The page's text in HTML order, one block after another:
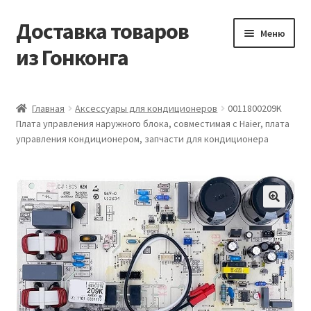
Перейти
к
навигации
Перейти
к
содержимому
Доставка товаров
из Гонконга
Меню
Контакты
Мой аккаунт
Новости
Оптовый склад
Главная Аксессуары для кондиционеров
0011800209K
Плата управления наружного блока, совместимая с Haier, плата
управления кондиционером, запчасти для кондиционера